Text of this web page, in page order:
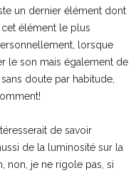
un dernier élément dont
cet élément le plus
lorsque
le son mais également de
doute par habitude,
de savoir
de la luminosité sur la
non, je ne rigole pas, si